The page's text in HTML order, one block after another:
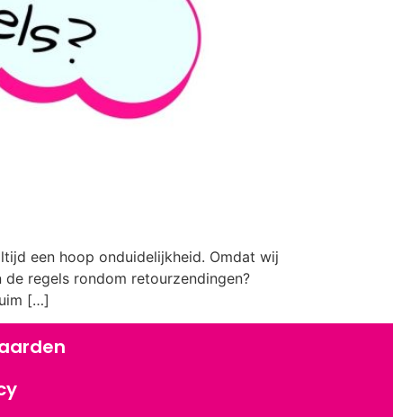
een hoop onduidelijkheid. Omdat wij
regels rondom retourzendingen?
[…]